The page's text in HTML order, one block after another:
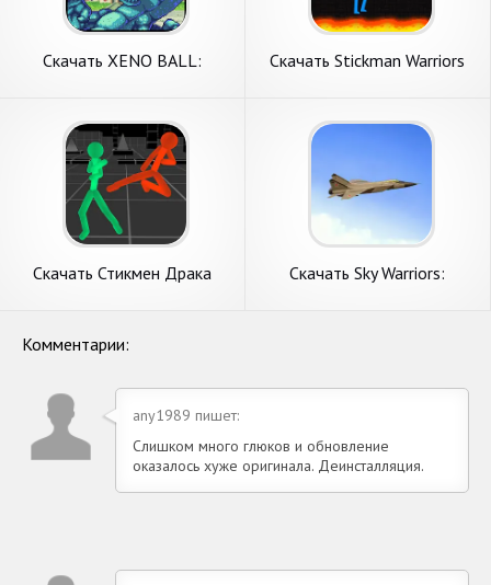
Скачать XENO BALL:
Андроид
Скачать Stickman Warriors
Скачать Стикмен Драка
Скачать Sky Warriors:
Комментарии:
any1989 пишет:
Слишком много глюков и обновление
оказалось хуже оригинала. Деинсталляция.